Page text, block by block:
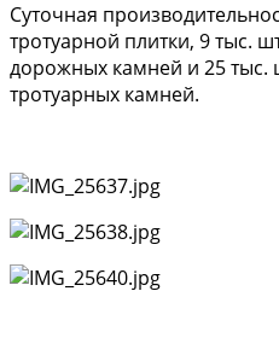
Суточная
тротуарной плитки, 9 тыс.
дорожных камней и 25 тыс.
тротуарных камней.